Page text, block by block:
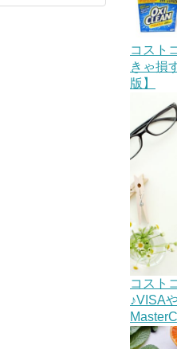
コスト
きゃ損
版】
コスト
♪VISA